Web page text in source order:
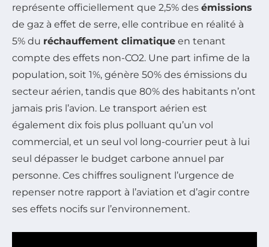
représente officiellement que 2,5% des émissions
de gaz à effet de serre, elle contribue en réalité à
5% du réchauffement climatique en tenant
compte des effets non-CO2. Une part infime de la
population, soit 1%, génère 50% des émissions du
secteur aérien, tandis que 80% des habitants n’ont
jamais pris l’avion. Le transport aérien est
également dix fois plus polluant qu’un vol
commercial, et un seul vol long-courrier peut à lui
seul dépasser le budget carbone annuel par
personne. Ces chiffres soulignent l’urgence de
repenser notre rapport à l’aviation et d’agir contre
ses effets nocifs sur l’environnement.